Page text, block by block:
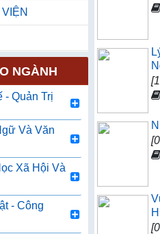
NGÀNH
- Quản Trị
Và Văn
Xã Hội Và
- Công